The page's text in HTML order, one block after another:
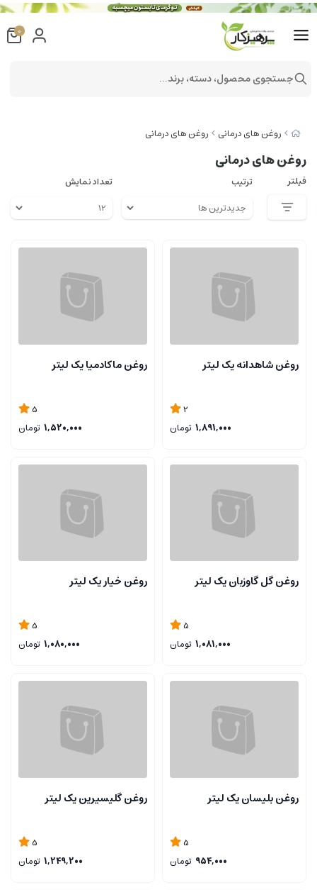
روغن های درمانی روغن های درمانی
روغن های درمانی
فیلتر ترتیب تعداد نمایش
روغن شاهدانه یک لیتر
2
1,891,000 تومان
روغن ماکادمیا یک لیتر
5
1,520,000 تومان
روغن گل گاوزبان یک لیتر
5
1,081,000 تومان
روغن خیار یک لیتر
5
1,080,000 تومان
روغن بلیسان یک لیتر
5
954,000 تومان
روغن گلیسیرین یک لیتر
5
1,249,200 تومان
0
جستجوی محصول، دسته، برند...